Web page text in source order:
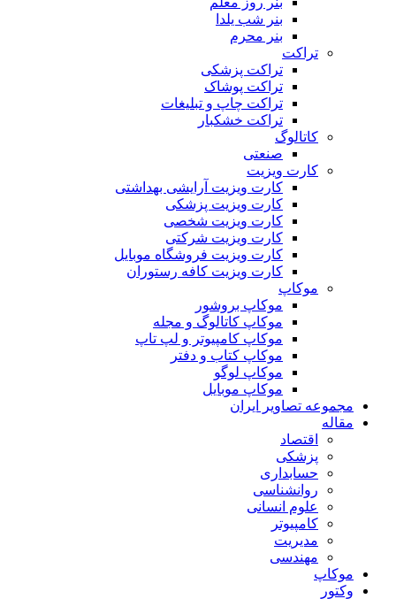
بنر شب یلدا
بنر محرم
تراکت
تراکت پزشکی
تراکت پوشاک
تراکت چاپ و تبلیغات
تراکت خشکبار
کاتالوگ
صنعتی
کارت ویزیت
کارت ویزیت آرایشی بهداشتی
کارت ویزیت پزشکی
کارت ویزیت شخصی
کارت ویزیت شرکتی
کارت ویزیت فروشگاه موبایل
کارت ویزیت کافه رستوران
موکاپ
موکاپ بروشور
موکاپ کاتالوگ و مجله
موکاپ کامپیوتر و لپ تاپ
موکاپ کتاب و دفتر
موکاپ لوگو
موکاپ موبایل
مجموعه تصاویر ایران
مقاله
اقتصاد
پزشکی
حسابداری
روانشناسی
علوم انسانی
کامپیوتر
مدیریت
مهندسی
موکاپ
وکتور